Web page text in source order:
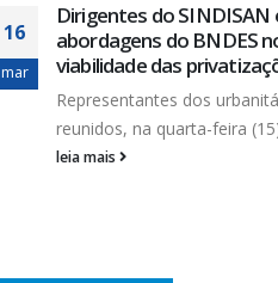
16
mar
Dirigentes do
abordagens do BNDES
viabilidade das
Representantes dos
reunidos, na quarta-feira
leia mais